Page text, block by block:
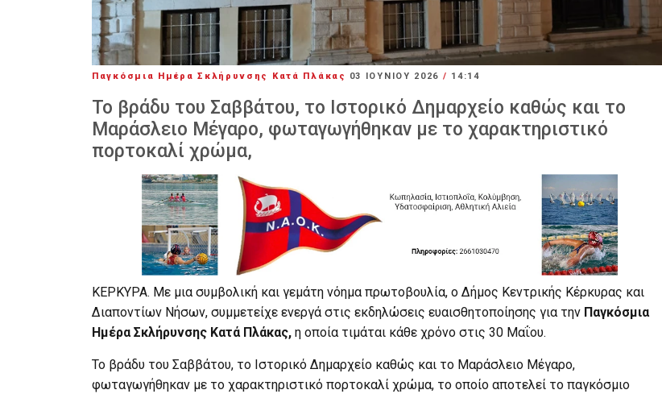
Παγκόσμια Ημέρα Σκλήρυνσης Κατά Πλάκας 03 ΙΟΥΝΊΟΥ 2026 / 14:14
Το βράδυ του Σαββάτου, το Ιστορικό Δημαρχείο καθώς και το
Μαράσλειο Μέγαρο, φωταγωγήθηκαν με το χαρακτηριστικό
πορτοκαλί χρώμα,
ΚΕΡΚΥΡΑ. Με μια συμβολική και γεμάτη νόημα πρωτοβουλία, ο Δήμος Κεντρικής Κέρκυρας και
Διαποντίων Νήσων, συμμετείχε ενεργά στις εκδηλώσεις ευαισθητοποίησης για την Παγκόσμια
Ημέρα Σκλήρυνσης Κατά Πλάκας, η οποία τιμάται κάθε χρόνο στις 30 Μαΐου.
Το βράδυ του Σαββάτου, το Ιστορικό Δημαρχείο καθώς και το Μαράσλειο Μέγαρο,
φωταγωγήθηκαν με το χαρακτηριστικό πορτοκαλί χρώμα, το οποίο αποτελεί το παγκόσμιο